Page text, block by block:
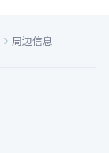
周边信息